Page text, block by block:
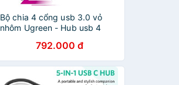
Bộ chia 4 cổng usb 3.0 vỏ
nhôm Ugreen - Hub usb 4
792.000 đ